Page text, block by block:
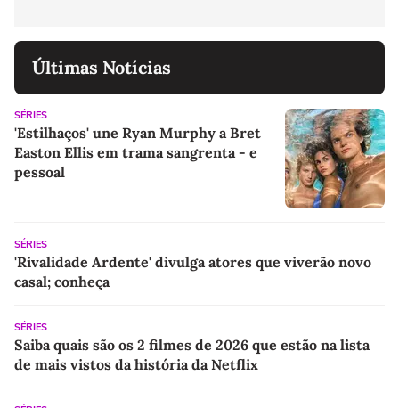
Últimas Notícias
SÉRIES
'Estilhaços' une Ryan Murphy a Bret
Easton Ellis em trama sangrenta - e
pessoal
SÉRIES
'Rivalidade Ardente' divulga atores que viverão novo
casal; conheça
SÉRIES
Saiba quais são os 2 filmes de 2026 que estão na lista
de mais vistos da história da Netflix